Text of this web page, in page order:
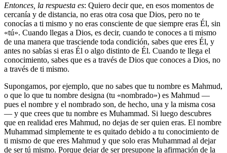
Entonces, la respuesta es: Quiero decir que, en esos momentos de
cercanía y de distancia, no eras otra cosa que Dios, pero no te
conocías a ti mismo y no eras consciente de que siempre eras Él, sin
«tú». Cuando llegas a Dios, es decir, cuando te conoces a ti mismo
de una manera que trasciende toda condición, sabes que eres Él, y
antes no sabías si eras Él o algo distinto de Él. Cuando te llega el
conocimiento, sabes que es a través de Dios que conoces a Dios, no
a través de ti mismo.
Supongamos, por ejemplo, que no sabes que tu nombre es Mahmud,
o que lo que tu nombre designa (tu «nombrado») es Mahmud —
pues el nombre y el nombrado son, de hecho, una y la misma cosa
— y que crees que tu nombre es Muhammad. Si luego descubres
que en realidad eres Mahmud, no dejas de ser quien eras. El nombre
Muhammad simplemente te es quitado debido a tu conocimiento de
ti mismo de que eres Mahmud y que solo eras Muhammad al dejar
de ser tú mismo. Porque dejar de ser presupone la afirmación de la